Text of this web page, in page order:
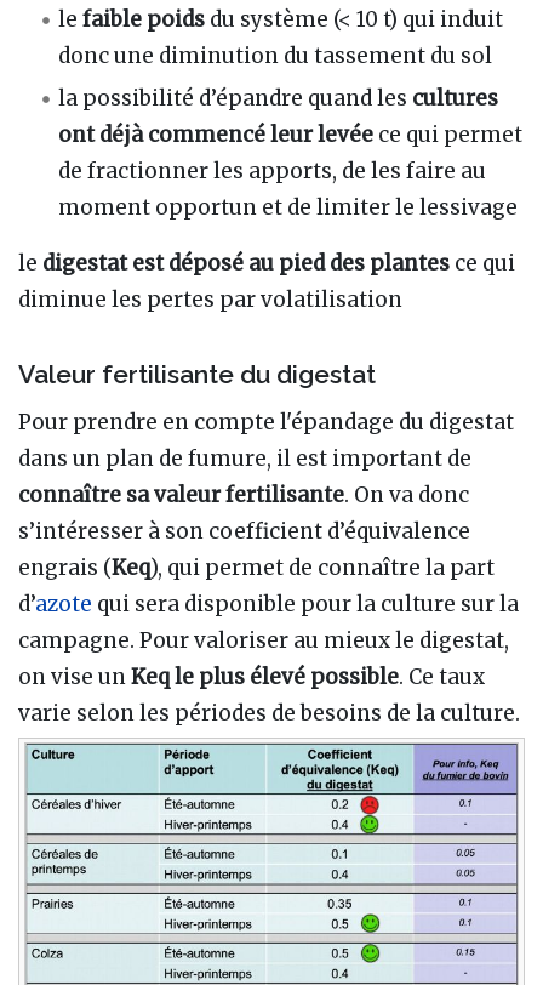
lefaible poids du système (< 10 t) qui induit
donc une diminution du tassement du sol
la possibilité d’épandre quand les cultures
ont déjà commencé leur levée ce qui permet
de fractionner les apports, de les faire au
moment opportun et de limiter le lessivage
le digestat est déposé au pied des plantes ce qui
diminue les pertes par volatilisation
Valeur fertilisante du digestat
Pour prendre en compte l'épandage du digestat
dans un plan de fumure, il est important de
connaître sa valeur fertilisante. On va donc
s’intéresser à son coefficient d’équivalence
engrais (Keq), qui permet de connaître la part
d’azote qui sera disponible pour la culture sur la
campagne. Pour valoriser au mieux le digestat,
on vise unKeq le plus élevé possible. Ce taux
varie selon les périodes de besoins de la culture.